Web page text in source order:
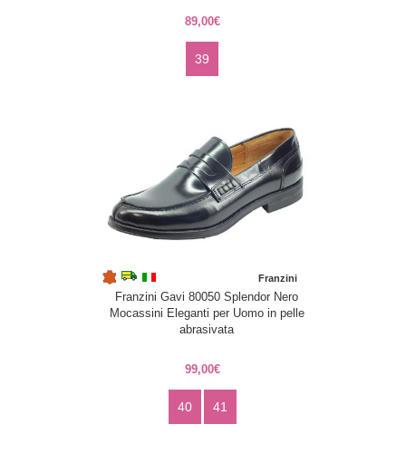
89,00€
39
Franzini
Franzini Gavi 80050 Splendor Nero
Mocassini Eleganti per Uomo in pelle
abrasivata
99,00€
40 41